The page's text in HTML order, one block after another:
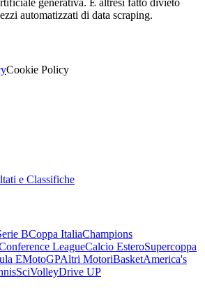
automatizzati di data scraping.
Cookie Policy
e Classifiche
BCoppa ItaliaChampions
LeagueCalcio EsteroSupercoppa
EMotoGPAltri MotoriBasketAmerica's
SciVolleyDrive UP